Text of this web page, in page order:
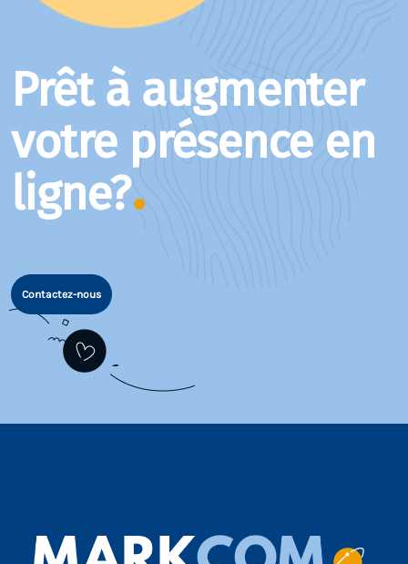
Prêt à augmenter
votre présence en
ligne?
Contactez-nous